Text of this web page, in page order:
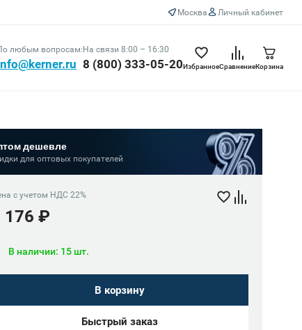
Москва Личный кабинет
любым вопросам:На связи 8:00 – 16:30
8 (800) 333-05-20ИзбранноеСравнениеКорзина
дешевле
для оптовых покупателей
с учетом НДС 22%
176 ₽
В наличии: 15 шт.
В корзину
Быстрый заказ